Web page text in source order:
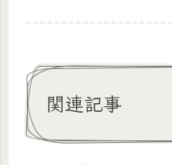
関連記事